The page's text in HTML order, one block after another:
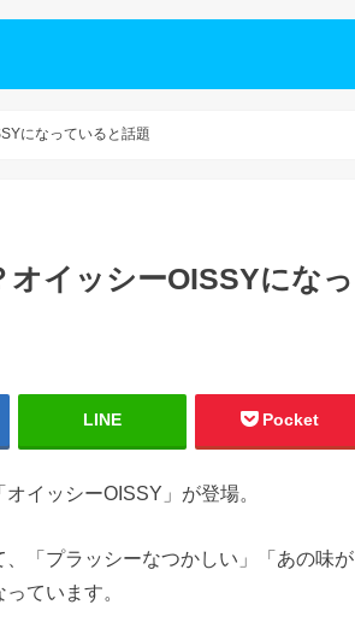
になっていると話題
イッシーOISSYになっ
LINE Pocket
イッシーOISSY」が登場。
「プラッシーなつかしい」「あの味が
ています。